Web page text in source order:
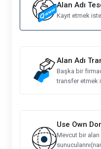
Alan Adı
Kayıt etmek
Alan Adı
Başka bir
transfer etmek
Use Own
Mevcut bir alan